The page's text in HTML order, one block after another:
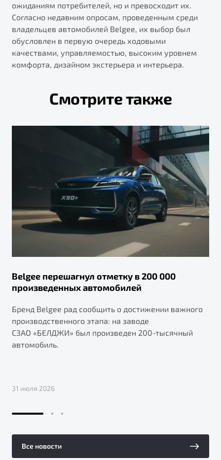
ожиданиям потребителей, но и превосходит их.
Согласно недавним опросам, проведенным среди
владельцев автомобилей Belgee, их выбор был
обусловлен в первую очередь ходовыми
качествами, управляемостью, высоким уровнем
комфорта, дизайном экстерьера и интерьера.
Смотрите также
Belgee перешагнул отметку в 200 000
произведенных автомобилей
Бренд Belgee рад сообщить о достижении важного
производственного этапа: на заводе
СЗАО «БЕЛДЖИ» был произведен 200-тысячный
автомобиль.
31 июля 2026
Все новости